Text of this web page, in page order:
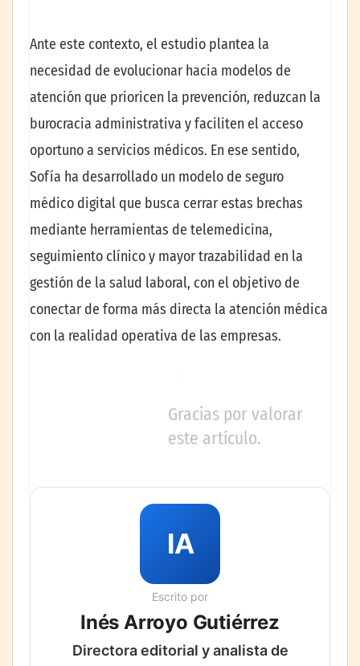
Ante este contexto, el estudio plantea la
necesidad de evolucionar hacia modelos de
atención que prioricen la prevención, reduzcan la
burocracia administrativa y faciliten el acceso
oportuno a servicios médicos. En ese sentido,
Sofía ha desarrollado un modelo de seguro
médico digital que busca cerrar estas brechas
mediante herramientas de telemedicina,
seguimiento clínico y mayor trazabilidad en la
gestión de la salud laboral, con el objetivo de
conectar de forma más directa la atención médica
con la realidad operativa de las empresas.
Gracias por valorar
este artículo.
IA
Escrito por
Inés Arroyo Gutiérrez
Directora editorial y analista de